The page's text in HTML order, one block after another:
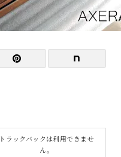
トラックバックは利用できませ
ん。